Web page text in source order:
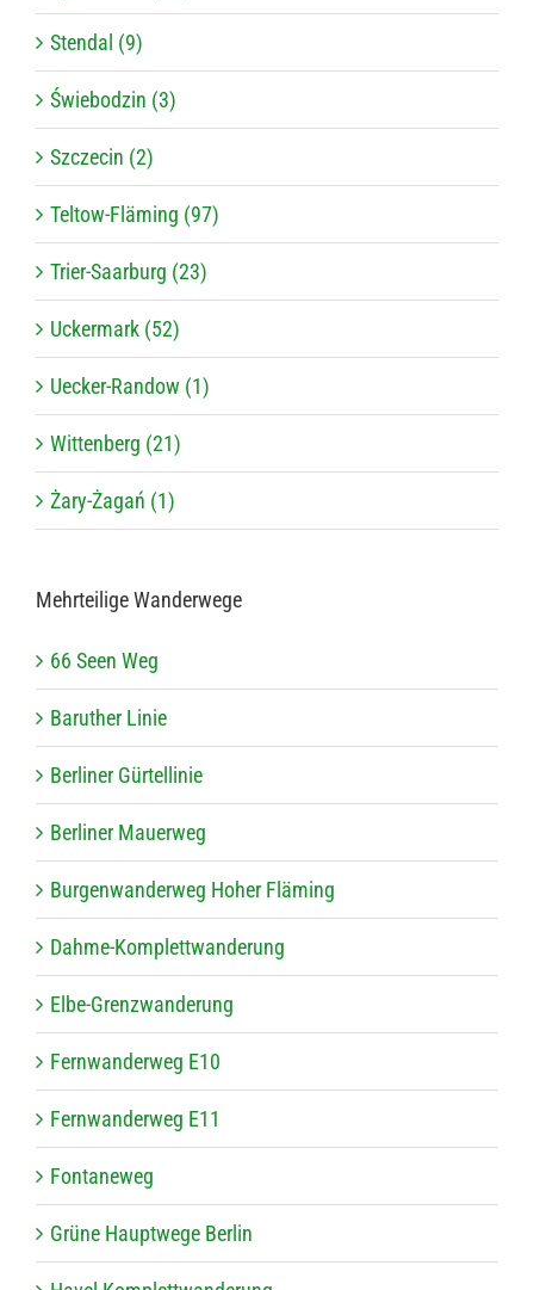
Stendal (9)
Świebodzin (3)
Szczecin (2)
Teltow-Fläming (97)
Trier-Saarburg (23)
Uckermark (52)
Uecker-Randow (1)
Wittenberg (21)
Żary-Żagań (1)
Mehr­tei­lige Wanderwege
66 Seen Weg
Baru­ther Linie
Ber­li­ner Gürtellinie
Ber­li­ner Mauerweg
Bur­gen­wan­der­weg Hoher Fläming
Dahme-Kom­plett­wan­de­rung
Elbe-Grenz­wan­de­rung
Fern­wan­der­weg E10
Fern­wan­der­weg E11
Fon­ta­ne­weg
Grüne Haupt­wege Berlin